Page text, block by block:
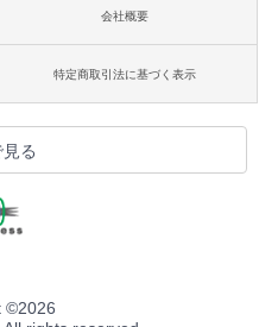
会社概要
特定商取引法に基づく表示
る
©2026